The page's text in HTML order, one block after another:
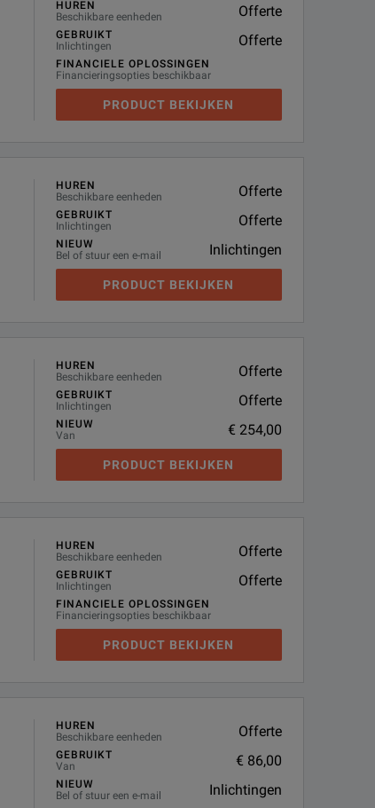
HUREN
Beschikbare eenheden
Offerte
GEBRUIKT
Inlichtingen
Offerte
FINANCIELE OPLOSSINGEN
Financieringsopties beschikbaar
PRODUCT BEKIJKEN
HUREN
Beschikbare eenheden
Offerte
GEBRUIKT
Inlichtingen
Offerte
NIEUW
Bel of stuur een e-mail
Inlichtingen
PRODUCT BEKIJKEN
HUREN
Beschikbare eenheden
Offerte
GEBRUIKT
Inlichtingen
Offerte
NIEUW
Van
€ 254,00
PRODUCT BEKIJKEN
HUREN
Beschikbare eenheden
Offerte
GEBRUIKT
Inlichtingen
Offerte
FINANCIELE OPLOSSINGEN
Financieringsopties beschikbaar
PRODUCT BEKIJKEN
HUREN
Beschikbare eenheden
Offerte
GEBRUIKT
Van
€ 86,00
NIEUW
Bel of stuur een e-mail
Inlichtingen